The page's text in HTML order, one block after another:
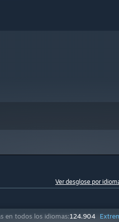
con mods creados
Ver desglose por
en todos los idiomas:124.904